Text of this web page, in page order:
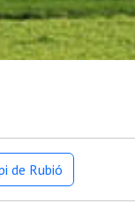
de Rubió